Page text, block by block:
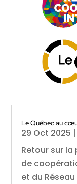
Le Québec au
29 Oct 2025 |
Retour sur
de
et du